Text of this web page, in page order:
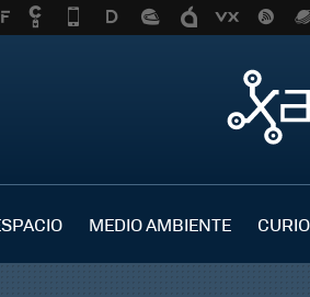
MEDIO AMBIENTE